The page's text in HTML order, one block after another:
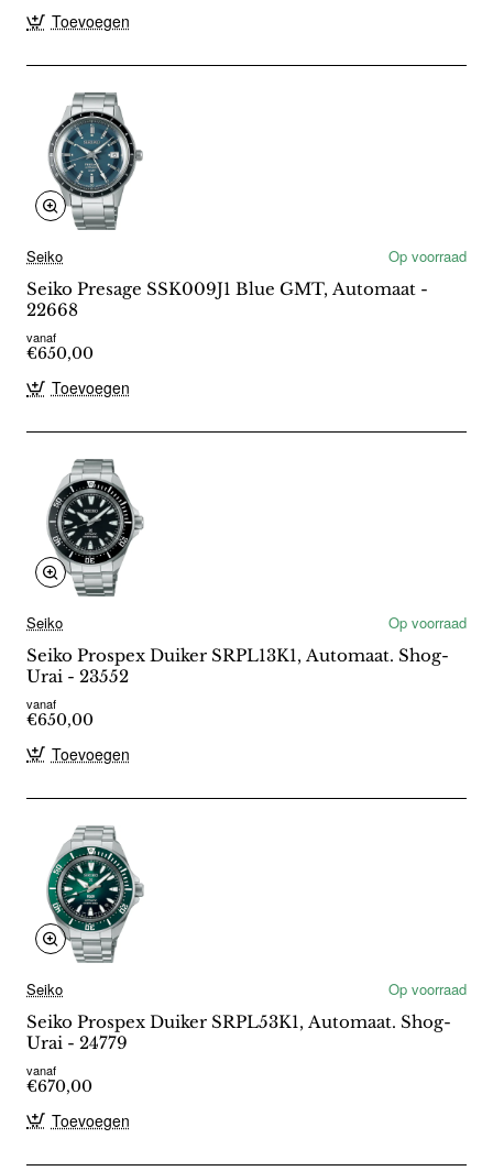
Toevoegen
Seiko
Op voorraad
Seiko Presage SSK009J1 Blue GMT, Automaat -
22668
vanaf
€650,00
Toevoegen
Seiko
Op voorraad
Seiko Prospex Duiker SRPL13K1, Automaat. Shog-
Urai - 23552
vanaf
€650,00
Toevoegen
Seiko
Op voorraad
Seiko Prospex Duiker SRPL53K1, Automaat. Shog-
Urai - 24779
vanaf
€670,00
Toevoegen